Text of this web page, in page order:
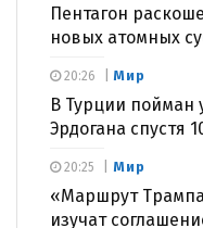
Пентагон
новых атомных
Мир
В Турции пойман
Эрдогана спустя
20:26
Мир
«Маршрут
изучат
20:25